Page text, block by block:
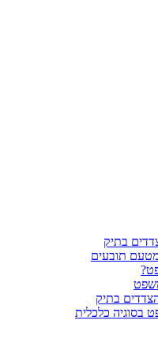
בתיק
תובעים
בתיק
בסוגיה כלכלית